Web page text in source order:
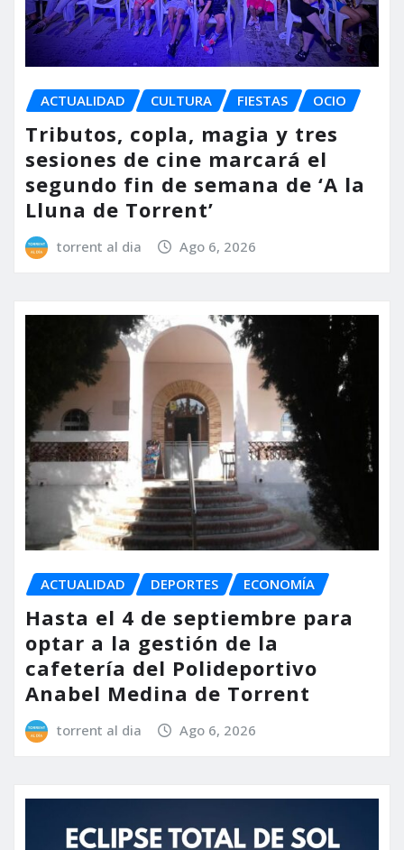
ACTUALIDAD CULTURA FIESTAS OCIO
Tributos, copla, magia y tres
sesiones de cine marcará el
segundo fin de semana de ‘A la
Lluna de Torrent’
torrent al dia Ago 6, 2026
ACTUALIDAD DEPORTES ECONOMÍA
Hasta el 4 de septiembre para
optar a la gestión de la
cafetería del Polideportivo
Anabel Medina de Torrent
torrent al dia Ago 6, 2026